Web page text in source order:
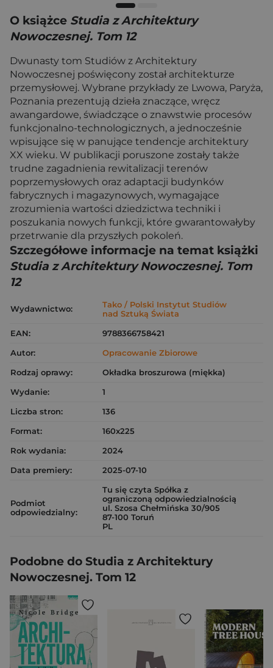
O książce Studia z Architektury
Nowoczesnej. Tom 12
Dwunasty tom Studiów z Architektury
Nowoczesnej poświęcony został architekturze
przemysłowej. Wybrane przykłady ze Lwowa, Paryża,
Poznania prezentują dzieła znaczące, wręcz
awangardowe, świadczące o znawstwie procesów
funkcjonalno-technologicznych, a jednocześnie
wpisujące się w panujące tendencje architektury
XX wieku. W publikacji poruszone zostały także
trudne zagadnienia rewitalizacji terenów
poprzemysłowych oraz adaptacji budynków
fabrycznych i magazynowych, wymagające
zrozumienia wartości dziedzictwa techniki i
poszukania nowych funkcji, które gwarantowałyby
przetrwanie dla przyszłych pokoleń.
Szczegółowe informacje na temat książki
Studia z Architektury Nowoczesnej. Tom
12
Wydawnictwo:
Tako / Polski Instytut Studiów
nad Sztuką Świata
EAN:
9788366758421
Autor:
Opracowanie Zbiorowe
Rodzaj oprawy:
Okładka broszurowa (miękka)
Wydanie:
1
Liczba stron:
136
Format:
160x225
Rok wydania:
2024
Data premiery:
2025-07-10
Podmiot
odpowiedzialny:
Tu się czyta Spółka z
ograniczoną odpowiedzialnością
ul. Szosa Chełmińska 30/905
87-100 Toruń
PL
Podobne do Studia z Architektury
Nowoczesnej. Tom 12